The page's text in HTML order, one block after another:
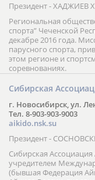
Президент - ХАДЖИЕВ
Региональная
спорта” Чеченской
декабре 2016 года.
парусного спорта,
этом регионе и
соревнованиях.
Сибирская
г. Новосибирск, ул.
Тел. 8-903-903-9003
aikido.nsk.su
Президент -
Сибирская
учредителем
(бывшая Федерация